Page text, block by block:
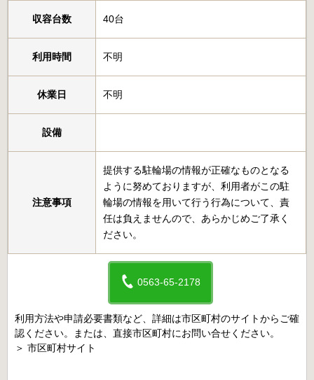
収容台数 40台
利用時間 不明
休業日 不明
設備
注意事項
提供する駐輪場の情報が正確なものとなる
ように努めておりますが、利用者がこの駐
輪場の情報を用いて行う行為について、責
任は負えませんので、あらかじめご了承く
ださい。
0563-65-2178
利用方法や申請必要書類など、詳細は市区町村のサイトからご確
認ください。または、直接市区町村にお問い合せください。
＞ 市区町村サイト